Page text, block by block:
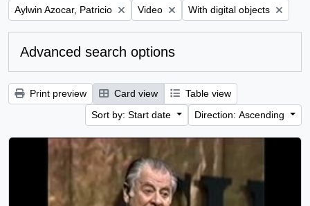
Remove filter:
Aylwin Azocar, Patricio Remove filter:
Video Remove filter:
With digital objects
Advanced search options
Print preview Card view
Table view
Sort by: Start date
Direction: Ascending